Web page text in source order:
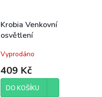
Krobia Venkovní
osvětlení
Vyprodáno
409 Kč
DO KOŠÍKU